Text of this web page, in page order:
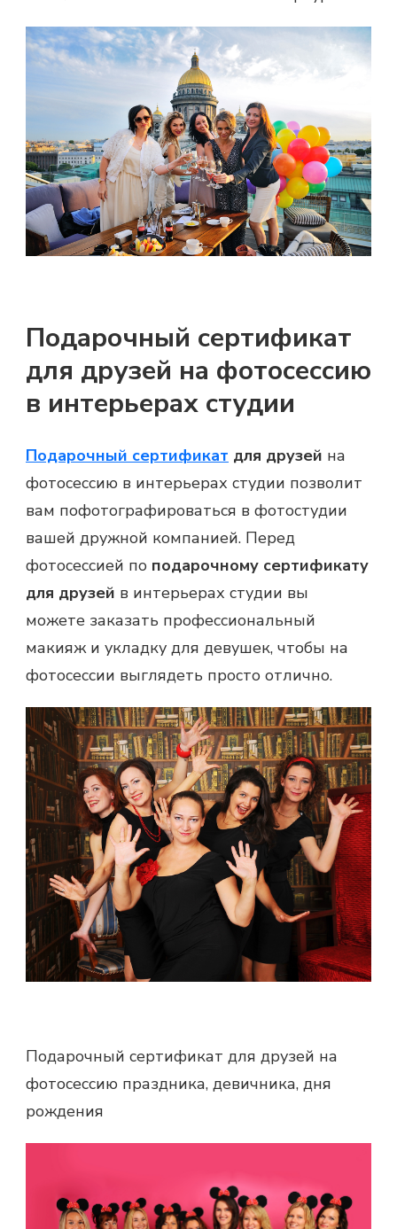
Подарочный сертификат
для друзей на фотосессию
в интерьерах студии
Подарочный сертификат для друзей на
фотосессию в интерьерах студии позволит
вам пофотографироваться в фотостудии
вашей дружной компанией. Перед
фотосессией по подарочному сертификату
для друзей в интерьерах студии вы
можете заказать профессиональный
макияж и укладку для девушек, чтобы на
фотосессии выглядеть просто отлично.
Подарочный сертификат для друзей на
фотосессию праздника, девичника, дня
рождения